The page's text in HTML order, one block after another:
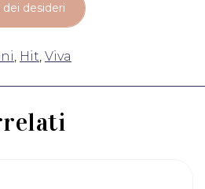
desideri
, Hit, Viva